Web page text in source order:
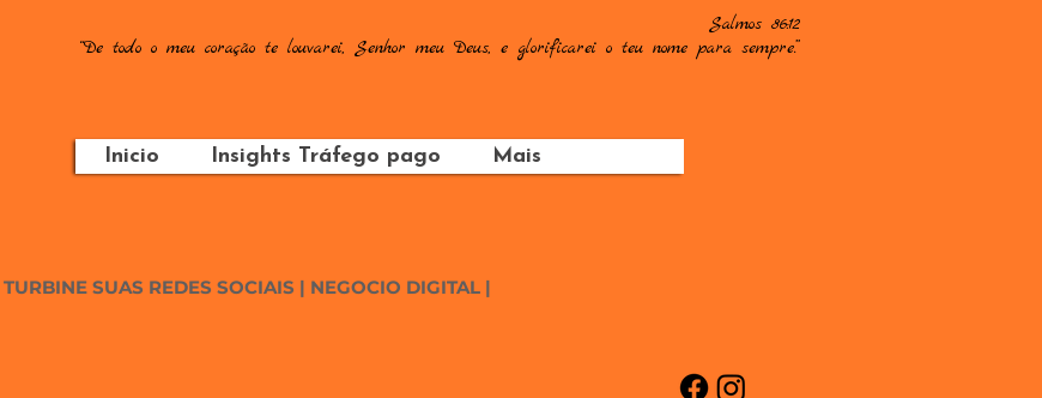
Inicio Insights Tráfego pago Mais
Salmos 86:12
“De todo o meu coração te louvarei, Senhor meu Deus, e glorificarei o teu nome para sempre.”
TURBINE SUAS REDES SOCIAIS | NEGOCIO DIGITAL |